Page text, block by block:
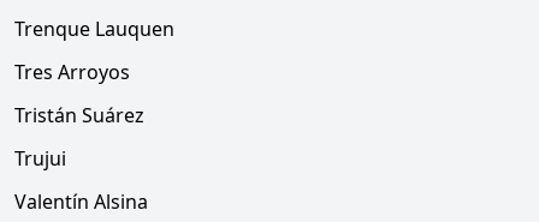
Trenque Lauquen
Tres Arroyos
Tristán Suárez
Trujui
Valentín Alsina